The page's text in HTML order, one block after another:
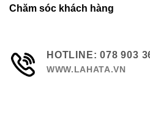
Chăm sóc khách hàng
HOTLINE: 078 903
WWW.LAHATA.VN